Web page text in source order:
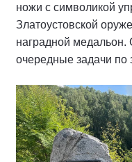
ножи с символикой
Златоустовской
наградной
очередные задачи по